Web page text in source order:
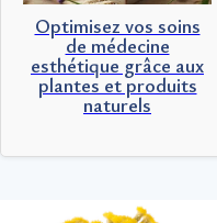
Optimisez vos soins
de médecine
esthétique grâce aux
plantes et produits
naturels